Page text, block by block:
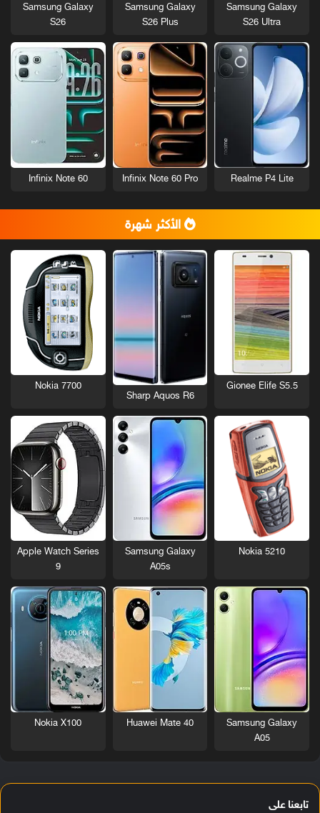
Samsung Galaxy
S26 Ultra
Samsung Galaxy
S26 Plus
Samsung Galaxy
S26
Realme P4 Lite
Infinix Note 60 Pro
Infinix Note 60
الأكثر شهرة
Gionee Elife S5.5
Sharp Aquos R6
Nokia 7700
Nokia 5210
Samsung Galaxy
A05s
Apple Watch Series
9
Samsung Galaxy
A05
Huawei Mate 40
Nokia X100
تابعنا على